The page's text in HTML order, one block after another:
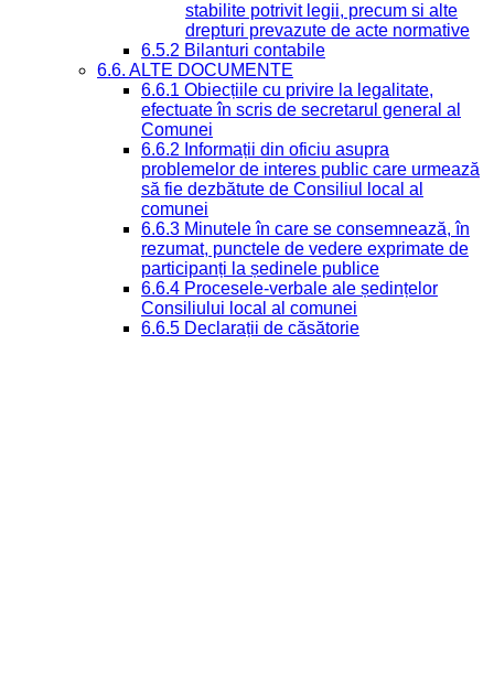
stabilite potrivit legii, precum si alte
drepturi prevazute de acte normative
6.5.2 Bilanturi contabile
6.6. ALTE DOCUMENTE
6.6.1 Obiecțiile cu privire la legalitate,
efectuate în scris de secretarul general al
Comunei
6.6.2 Informații din oficiu asupra
problemelor de interes public care urmează
să fie dezbătute de Consiliul local al
comunei
6.6.3 Minutele în care se consemnează, în
rezumat, punctele de vedere exprimate de
participanți la ședinele publice
6.6.4 Procesele-verbale ale ședințelor
Consiliului local al comunei
6.6.5 Declarații de căsătorie